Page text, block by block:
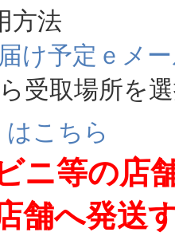
方法
届け予定ｅメ
受取場所を
こちら
ニ等の店
舗へ発送